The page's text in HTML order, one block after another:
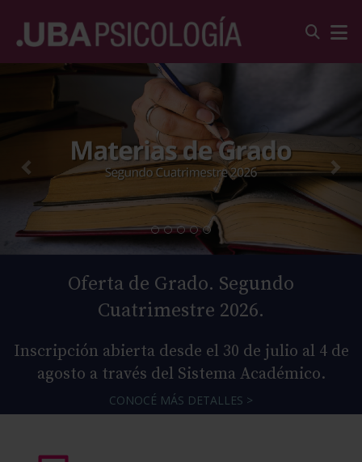
Oferta de Grado. Segundo
Cuatrimestre 2026.
Inscripción abierta desde el 30 de julio al 4 de
agosto a través del Sistema Académico.
CONOCÉ MÁS DETALLES >